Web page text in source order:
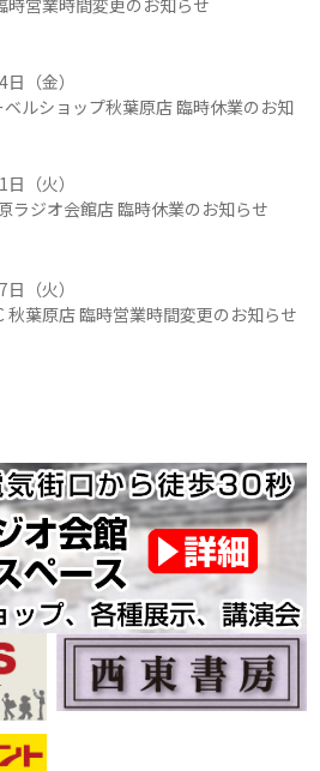
時営業時間変更のお知らせ
（金）
ベルショップ秋葉原店 臨時休業のお知
（火）
ラジオ会館店 臨時休業のお知らせ
（火）
秋葉原店 臨時営業時間変更のお知らせ